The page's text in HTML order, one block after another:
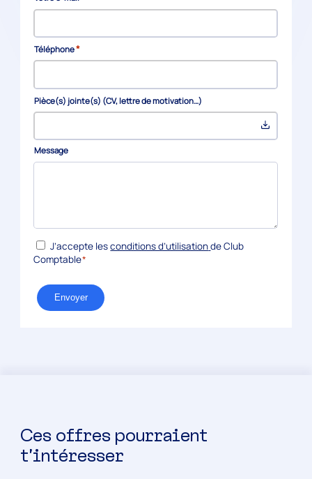
Téléphone*
Pièce(s) jointe(s) (CV, lettre de motivation…)
Message
RGPD*
J’accepte lesconditions d’utilisationde Club
Comptable*
Envoyer
Ces offres pourraient
t’intéresser